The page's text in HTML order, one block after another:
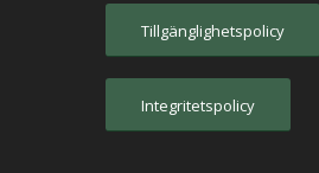
Tillgänglighetspolicy
Integritetspolicy